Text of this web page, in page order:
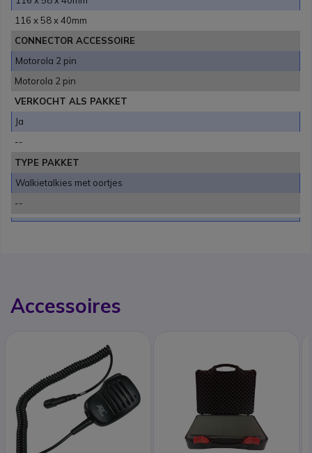
116 x 58 x 40mm
CONNECTOR ACCESSOIRE
Motorola 2 pin
Motorola 2 pin
VERKOCHT ALS PAKKET
Ja
--
TYPE PAKKET
Walkietalkies met oortjes
--
Accessoires